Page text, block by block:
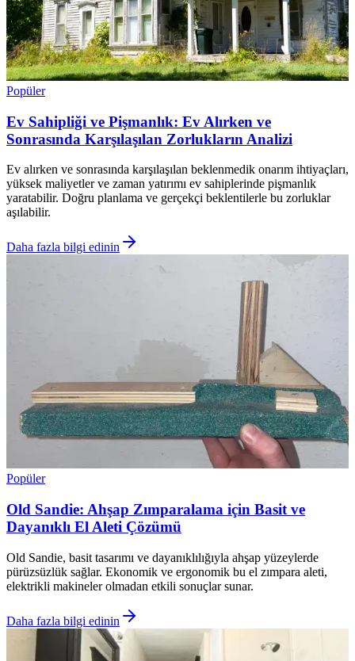
Popüler
Ev Sahipliği ve Pişmanlık: Ev Alırken ve
Sonrasında Karşılaşılan Zorlukların Analizi
Ev alırken ve sonrasında karşılaşılan beklenmedik onarım ihtiyaçları,
yüksek maliyetler ve zaman yatırımı ev sahiplerinde pişmanlık
yaratabilir. Doğru planlama ve gerçekçi beklentilerle bu zorluklar
aşılabilir.
Daha fazla bilgi edinin
Popüler
Old Sandie: Ahşap Zımparalama için Basit ve
Dayanıklı El Aleti Çözümü
Old Sandie, basit tasarımı ve dayanıklılığıyla ahşap yüzeylerde
pürüzsüzlük sağlar. Ekonomik ve ergonomik bu el zımpara aleti,
elektrikli makineler olmadan etkili sonuçlar sunar.
Daha fazla bilgi edinin